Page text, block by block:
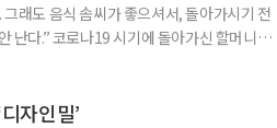
래도 음식 솜씨가 좋으셔서, 돌아가시기 전
난다.” 코로나19 시기에 돌아가신 할머니가
있습니다. 할머니를 떠올리니 집에 매달
자인밀’